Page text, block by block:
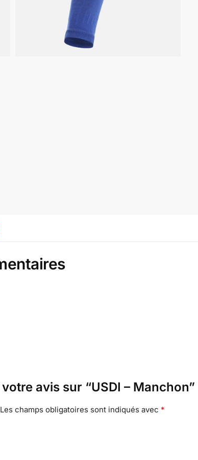
avis sur “USDI – Manchon”
Les champs obligatoires sont indiqués avec *